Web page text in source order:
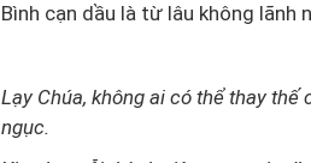
Bình cạn dầu là từ lâu không lãnh
Lạy Chúa, không ai có thể thay
ngục.